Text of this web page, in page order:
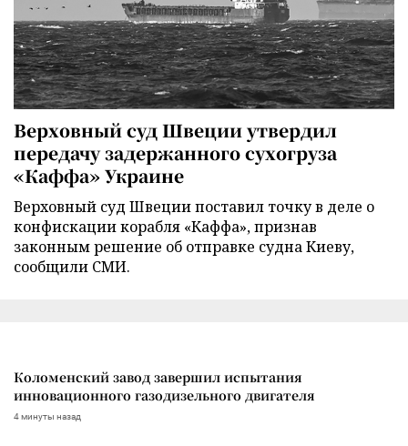
Верховный суд Швеции утвердил
передачу задержанного сухогруза
«Каффа» Украине
Верховный суд Швеции поставил точку в деле о
конфискации корабля «Каффа», признав
законным решение об отправке судна Киеву,
сообщили СМИ.
Коломенский завод завершил испытания
инновационного газодизельного двигателя
4 минуты назад